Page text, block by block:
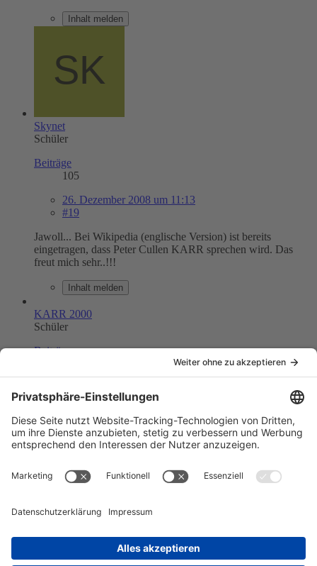
Inhalt melden
Skynet
Schüler
Beiträge
105
26. Dezember 2008 um 11:13
#19
Jawoll... Bei Wikipedia (englische Version) ist bereits
eingetragen, dass Peter Cullen KARR sprechen wird. Das
freut mich sehr..!!!
Inhalt melden
KARR 2000
Schüler
Beiträge
#20
jawohl, wußte ich es doch.
ein traum wird wahr.
einfach nur klasse!!!!!!
kr) "Ich bin der Prototyp... und nicht so eine minderwertige
Fließbandkopie!"kr)
[Blockierte Grafik:
Einmal editiert, zuletzt vonKARR 2000
um 12:18)